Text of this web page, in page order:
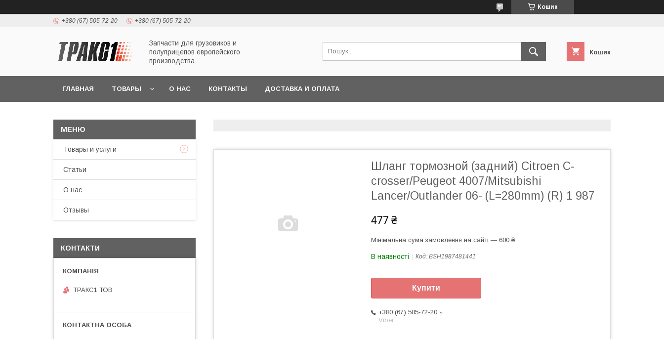
Кошик
+380 (67) 505-72-20 +380 (67) 505-72-20
Запчасти для грузовиков и
полуприцепов европейского
производства
Кошик
ГЛАВНАЯ ТОВАРЫ О НАС КОНТАКТЫ ДОСТАВКА И ОПЛАТА
Шланг тормозной (задний) Citroen C-
crosser/Peugeot 4007/Mitsubishi
Lancer/Outlander 06- (L=280mm) (R) 1 987
477 ₴
Мінімальна сума замовлення на сайті — 600 ₴
В наявності Код: BSH1987481441
Купити
+380 (67) 505-72-20
Viber
Товары и услуги
Статьи
О нас
Отзывы
КОНТАКТИ
ТРАКС1 ТОВ